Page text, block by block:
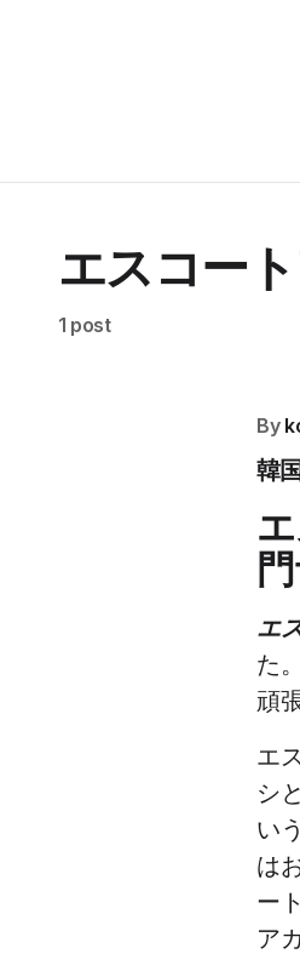
エスコー
1 post
By
韓
エ
た
頑
エ
シ
い
は
ー
ア